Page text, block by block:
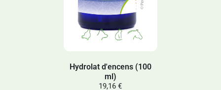
Hydrolat d'encens (100
ml)
19,16 €